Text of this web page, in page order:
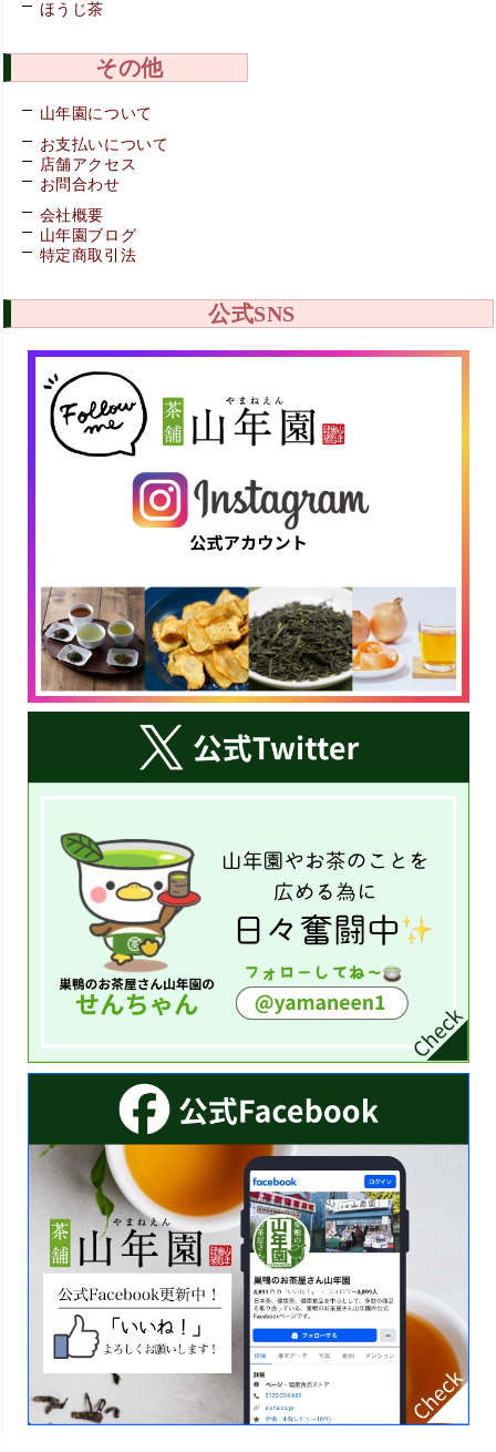
ほうじ茶
その他
山年園について
お支払いについて
店舗アクセス
お問合わせ
会社概要
山年園ブログ
特定商取引法
公式SNS